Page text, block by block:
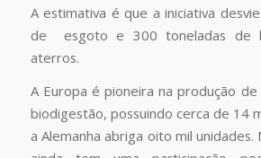
A estimativa é que a iniciativa
de esgoto e 300 toneladas de
aterros.
A Europa é pioneira na produção
biodigestão, possuindo cerca de 14
a Alemanha abriga oito mil unidades.